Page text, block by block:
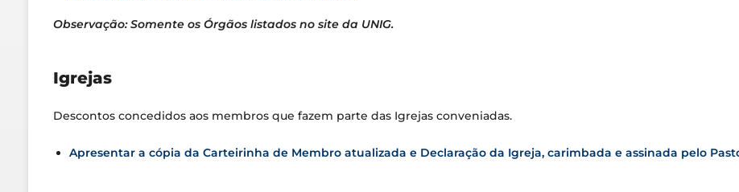
Observação: Somente os Órgãos listados no site da UNIG.
Igrejas
Descontos concedidos aos membros que fazem parte das Igrejas conveniadas.
Apresentar a cópia da Carteirinha de Membro atualizada e Declaração da Igreja, carimbada e assinada pelo